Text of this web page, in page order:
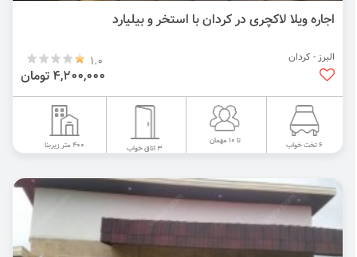
اجاره ویلا لاکچری در کردان با استخر و بیلیارد
البرز - کردان 1.0
4,200,000 تومان
6 تخت خواب تا 10 مهمان
3 اتاق خواب 400 متر زیربنا